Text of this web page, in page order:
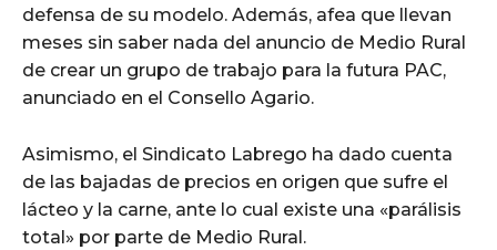
defensa de su modelo. Además, afea que llevan
meses sin saber nada del anuncio de Medio Rural
de crear un grupo de trabajo para la futura PAC,
anunciado en el Consello Agario.
Asimismo, el Sindicato Labrego ha dado cuenta
de las bajadas de precios en origen que sufre el
lácteo y la carne, ante lo cual existe una «parálisis
total» por parte de Medio Rural.